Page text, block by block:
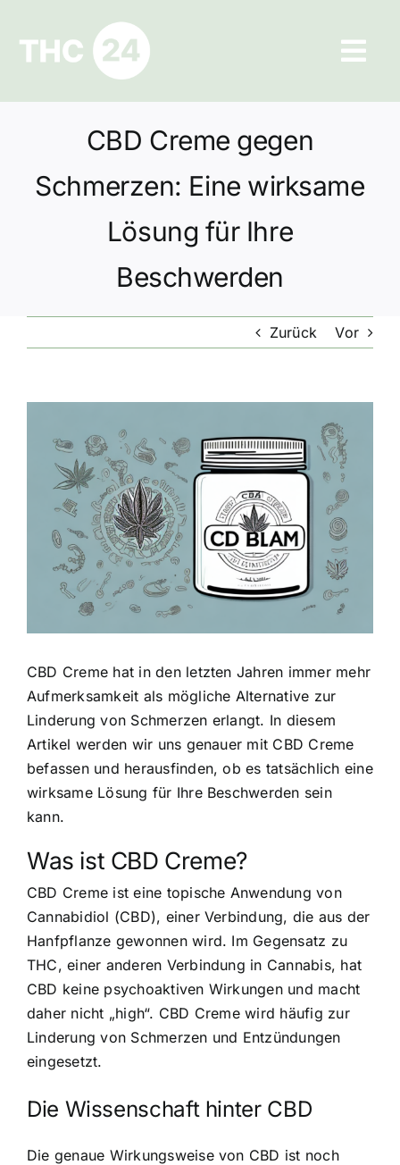
springen
Ratgeber
CBD Creme gegen
Schmerzen: Eine wirksame
Lösung für Ihre
Beschwerden
Zurück Vor
grösseres
CBD Creme hat in den letzten Jahren immer mehr
Aufmerksamkeit als mögliche Alternative zur
Linderung von Schmerzen erlangt. In diesem
Artikel werden wir uns genauer mit CBD Creme
befassen und herausfinden, ob es tatsächlich eine
wirksame Lösung für Ihre Beschwerden sein
kann.
Was ist CBD Creme?
CBD Creme ist eine topische Anwendung von
Cannabidiol (CBD), einer Verbindung, die aus der
Hanfpflanze gewonnen wird. Im Gegensatz zu
THC, einer anderen Verbindung in Cannabis, hat
CBD keine psychoaktiven Wirkungen und macht
daher nicht „high“. CBD Creme wird häufig zur
Linderung von Schmerzen und Entzündungen
eingesetzt.
Die Wissenschaft hinter CBD
Die genaue Wirkungsweise von CBD ist noch